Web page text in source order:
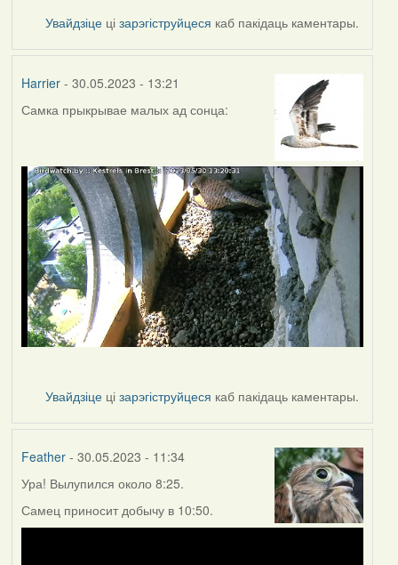
Увайдзіце цізарэгіструйцеся каб пакідаць каментары.
Harrier- 30.05.2023 - 13:21
Самка прыкрывае малых ад сонца:
Увайдзіце цізарэгіструйцеся каб пакідаць каментары.
Feather- 30.05.2023 - 11:34
Ура! Вылупился около 8:25.
Самец приносит добычу в 10:50.